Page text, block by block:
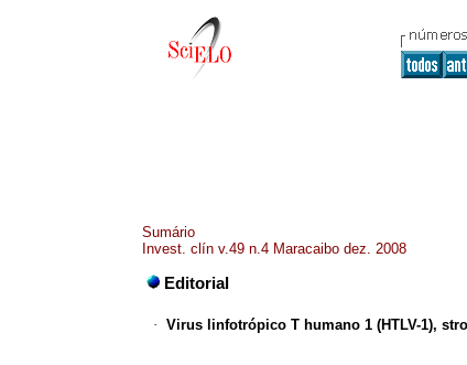
Sumário
Invest. clín v.49 n.4 Maracaibo dez. 2008
Editorial
· Virus linfotrópico T humano 1 (HTLV-1),